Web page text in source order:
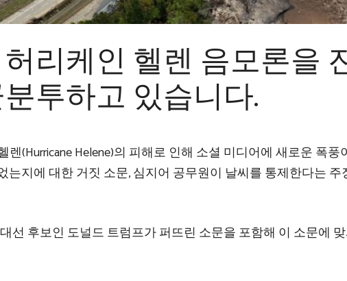
리케인 헬렌 음모론을
투하고 있습니다.
(Hurricane Helene)의 피해로 인해 소셜 미디어에 새로운 폭풍
는지에 대한 거짓 소문, 심지어 공무원이 날씨를 통제한다는 주
선 후보인 도널드 트럼프가 퍼뜨린 소문을 포함해 이 소문에